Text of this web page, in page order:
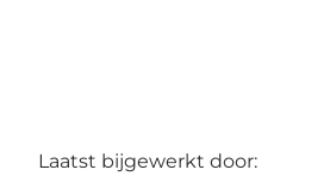
Laatst bijgewerkt door: